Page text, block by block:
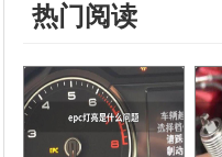
热门阅读